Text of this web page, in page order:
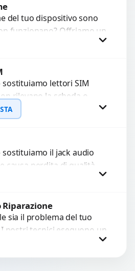
del tuo dispositivo sono
funzionano? Offriamo un
o sostituzione
sostituiamo lettori SIM
rilevano la scheda o
il segnale. Utilizziamo
e garantiti...
Preventivo
sostituiamo il jack audio
causa perdita di qualità
di collegare cuffie
Procedi
sia il problema del tuo
nostri tecnici eseguono un
con strumenti